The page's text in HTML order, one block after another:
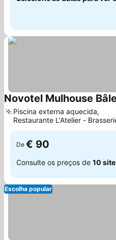
Novotel Mulhouse
Piscina externa aquecida,
Restaurante L'Atelier -
Maison
De € 90
Consulte os preços de 10
Escolha popular